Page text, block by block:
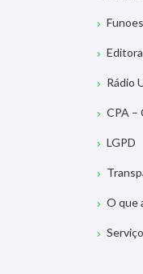
Rádio
CPA –
LGPD
O que